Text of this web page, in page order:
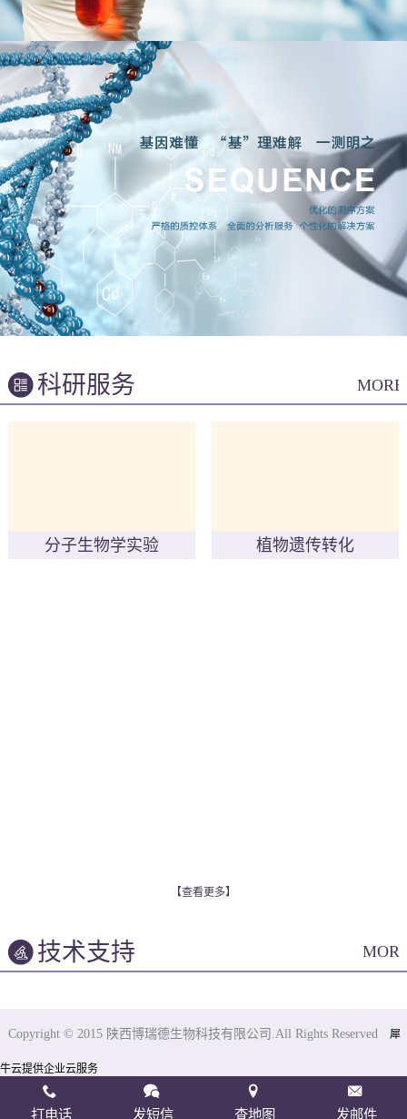
科研服务
分子生物学实验 植物遗传转化
MORE
【查看更多】
技术支持
Copyright © 2015 陕西博瑞德生物科技有限公司.All Rights Reserved 犀
牛云提供企业云服务
打电话 发短信 查地图 发邮件